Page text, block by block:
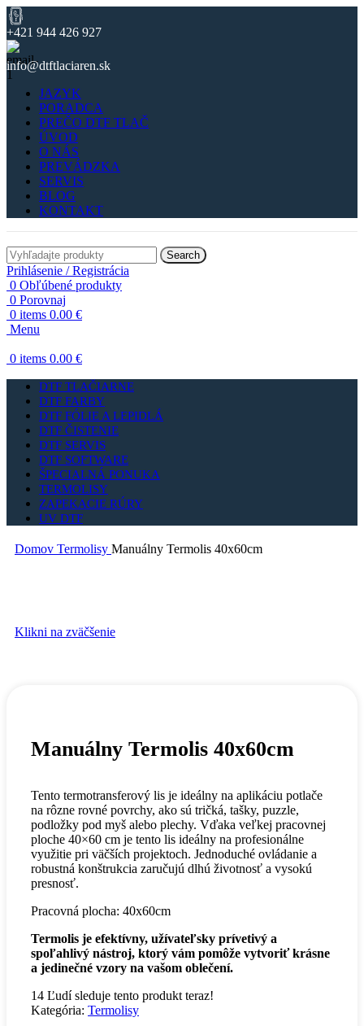
+421 944 426 927
info@dtftlaciaren.sk
JAZYK
PORADCA
PREČO DTF TLAČ
ÚVOD
O NÁS
PREVÁDZKA
SERVIS
BLOG
KONTAKT
Search
Prihlásenie / Registrácia
0 Obľúbené produkty
0 Porovnaj
0 items 0.00 €
Menu
0 items 0.00 €
DTF TLAČIARNE
DTF FARBY
DTF FÓLIE A LEPIDLÁ
DTF ČISTENIE
DTF SERVIS
DTF SOFTWARE
ŠPECIALNÁ PONUKA
TERMOLISY
ZAPEKACIE RÚRY
UV DTF
Domov Termolisy Manuálny Termolis 40x60cm
Klikni na zväčšenie
Manuálny Termolis 40x60cm
Tento termotransferový lis je ideálny na aplikáciu potlače
na rôzne rovné povrchy, ako sú tričká, tašky, puzzle,
podložky pod myš alebo plechy. Vďaka veľkej pracovnej
ploche 40×60 cm je tento lis ideálny na profesionálne
využitie pri väčších projektoch. Jednoduché ovládanie a
robustná konštrukcia zaručujú dlhú životnosť a vysokú
presnosť.
Pracovná plocha: 40x60cm
Termolis je efektívny, užívateľsky prívetivý a
spoľahlivý nástroj, ktorý vám pomôže vytvoriť krásne
a jedinečné vzory na vašom oblečení.
14 Ľudí sleduje tento produkt teraz!
Kategória: Termolisy